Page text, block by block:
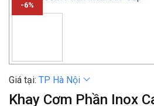
-6%
Giá tại: TP Hà Nội
Khay Cơm Phần Inox